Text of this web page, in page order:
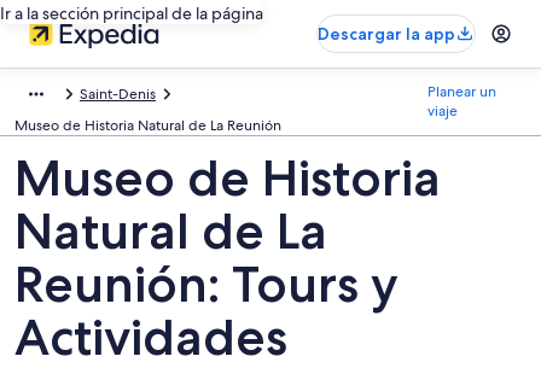
Ir a la sección principal de la página
Descargar la app
Saint-Denis
Museo de Historia Natural de La Reunión
Planear un
viaje
Museo de Historia
Natural de La
Reunión: Tours y
Actividades